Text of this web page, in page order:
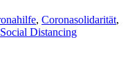
, Coronasolidarität,
Social Distancing